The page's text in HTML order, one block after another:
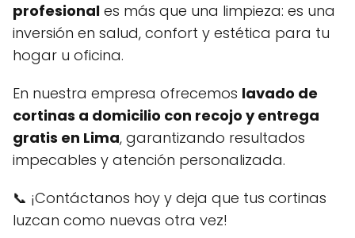
profesional es más que una limpieza: es una
inversión en salud, confort y estética para tu
hogar u oficina.
En nuestra empresa ofrecemos lavado de
cortinas a domicilio con recojo y entrega
gratis en Lima, garantizando resultados
impecables y atención personalizada.
📞 ¡Contáctanos hoy y deja que tus cortinas
luzcan como nuevas otra vez!